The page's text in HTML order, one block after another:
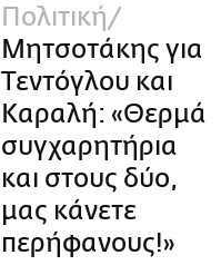
ΑΜΠΑ
PRINT
Πολιτική
Μητσοτάκης για
Τεντόγλου και
Καραλή: «Θερμά
συγχαρητήρια
και στους δύο,
μας κάνετε
περήφανους!»